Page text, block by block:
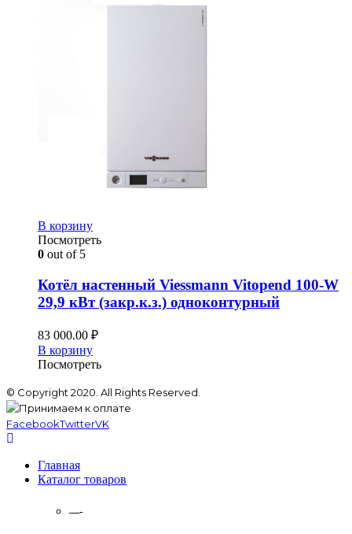
В корзину
Посмотреть
0 out of 5
Котёл настенный Viessmann Vitopend 100-W
29,9 кВт (закр.к.з.) одноконтурный
83 000.00 ₽
В корзину
Посмотреть
© Copyright 2020. All Rights Reserved.
FacebookTwitterVK
Главная
Каталог товаров
—-